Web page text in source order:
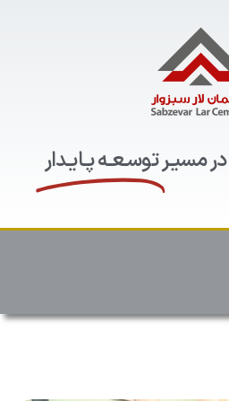
در مسیـرتوسـعـه پـایـدار